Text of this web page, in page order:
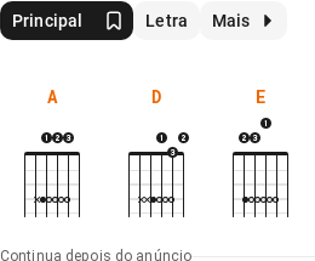
Principal Letra Mais
A D E
Continua depois do anúncio